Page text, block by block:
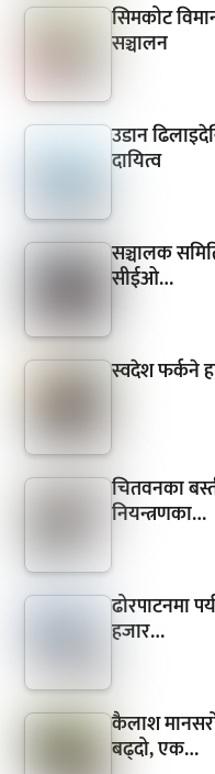
सिमकोट
सञ्चालन
उडान
दायित्व
सञ्चालक
सीईओ…
स्वदेश फर्कने
चितवनका
नियन्त्रणका…
ढोरपाटनमा
हजार…
कैलाश
बढ्दो, एक…